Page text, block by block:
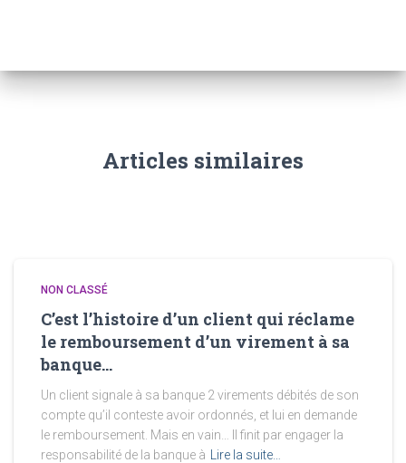
Articles similaires
NON CLASSÉ
C’est l’histoire d’un client qui réclame
le remboursement d’un virement à sa
banque…
Un client signale à sa banque 2 virements débités de son
compte qu’il conteste avoir ordonnés, et lui en demande
le remboursement. Mais en vain… Il finit par engager la
responsabilité de la banque à
Lire la suite…